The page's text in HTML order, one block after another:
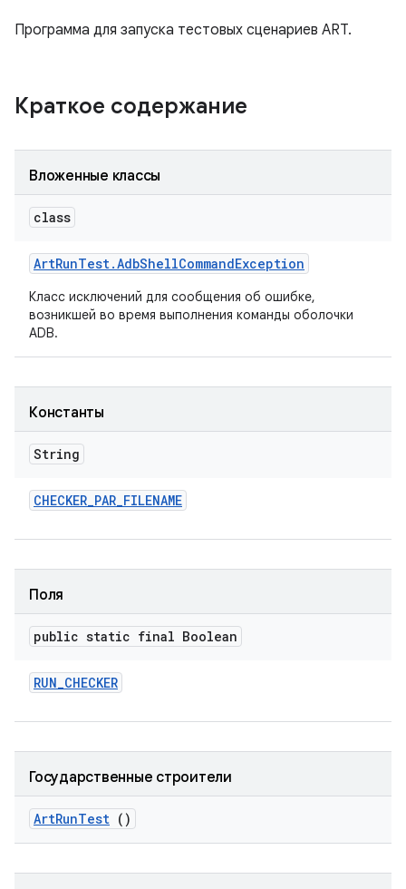
Программа для запуска тестовых сценариев ART.
Краткое содержание
Вложенные классы
class
ArtRunTest.AdbShellCommandException
Класс исключений для сообщения об ошибке,
возникшей во время выполнения команды оболочки
ADB.
Константы
String
CHECKER_PAR_FILENAME
Поля
public static final Boolean
RUN_CHECKER
Государственные строители
ArtRunTest ()